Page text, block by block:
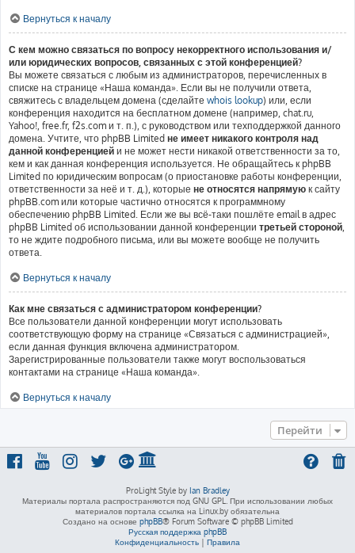
Вернуться к началу
С кем можно связаться по вопросу некорректного использования и/
или юридических вопросов, связанных с этой конференцией?
Вы можете связаться с любым из администраторов, перечисленных в
списке на странице «Наша команда». Если вы не получили ответа,
свяжитесь с владельцем домена (сделайте whois lookup) или, если
конференция находится на бесплатном домене (например, chat.ru,
Yahoo!, free.fr, f2s.com и т. п.), с руководством или техподдержкой данного
домена. Учтите, что phpBB Limited не имеет никакого контроля над
данной конференцией и не может нести никакой ответственности за то,
кем и как данная конференция используется. Не обращайтесь к phpBB
Limited по юридическим вопросам (о приостановке работы конференции,
ответственности за неё и т. д.), которые не относятся напрямую к сайту
phpBB.com или которые частично относятся к программному
обеспечению phpBB Limited. Если же вы всё-таки пошлёте email в адрес
phpBB Limited об использовании данной конференции третьей стороной,
то не ждите подробного письма, или вы можете вообще не получить
ответа.
Вернуться к началу
Как мне связаться с администратором конференции?
Все пользователи данной конференции могут использовать
соответствующую форму на странице «Связаться с администрацией»,
если данная функция включена администратором.
Зарегистрированные пользователи также могут воспользоваться
контактами на странице «Наша команда».
Вернуться к началу
Перейти
ProLight Style by Ian Bradley
Материалы портала распространяются под GNU GPL. При использовании любых
материалов портала ссылка на Linux.by обязательна
Создано на основе phpBB® Forum Software © phpBB Limited
Русская поддержка phpBB
Конфиденциальность | Правила